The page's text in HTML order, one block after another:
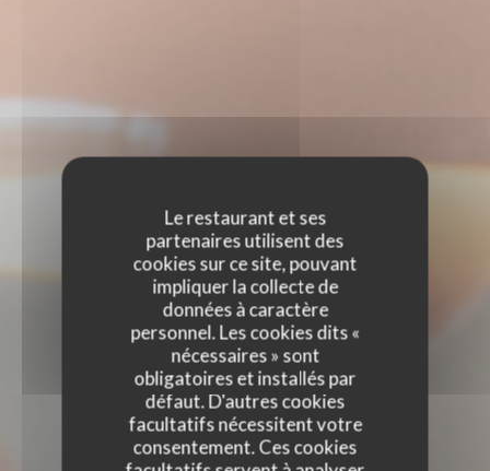
Le restaurant et ses
partenaires utilisent des
cookies sur ce site, pouvant
impliquer la collecte de
données à caractère
personnel. Les cookies dits «
nécessaires » sont
obligatoires et installés par
défaut. D'autres cookies
facultatifs nécessitent votre
consentement. Ces cookies